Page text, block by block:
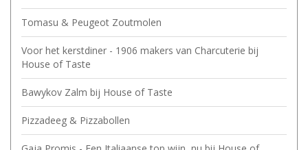
Tomasu & Peugeot Zoutmolen
Voor het kerstdiner - 1906 makers van Charcuterie bij
House of Taste
Bawykov Zalm bij House of Taste
Pizzadeeg & Pizzabollen